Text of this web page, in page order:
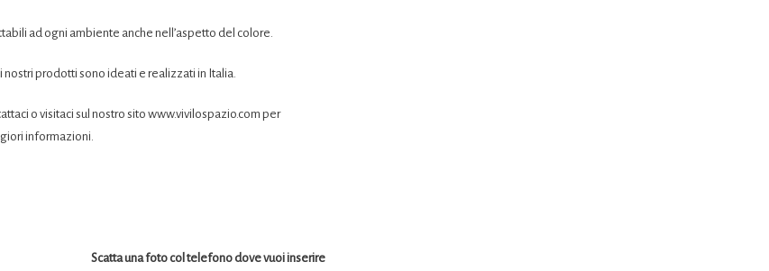
ad ogni ambiente anche nell’aspetto del colore.
nostri prodotti sono ideati e realizzati in Italia.
o visitaci sul nostro sito www.vivilospazio.com per
informazioni.
Scatta una foto col telefono dove vuoi inserire